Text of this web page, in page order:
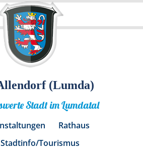
(Lumda)
Stadt im Lumdatal
Rathaus
Stadtinfo/Tourismus